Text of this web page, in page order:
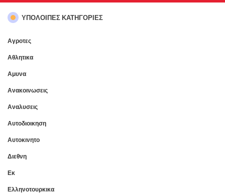
ΥΠΌΛΟΙΠΕΣ ΚΑΤΗΓΟΡΊΕΣ
Αγροτες
Αθλητικα
Αμυνα
Ανακοινωσεις
Αναλυσεις
Αυτοδιοικηση
Αυτοκινητο
Διεθνη
Εκ
Ελληνοτουρκικα